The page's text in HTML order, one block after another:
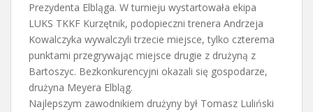
Prezydenta Elbląga. W turnieju wystartowała ekipa
LUKS TKKF Kurzętnik, podopieczni trenera Andrzeja
Kowalczyka wywalczyli trzecie miejsce, tylko czterema
punktami przegrywając miejsce drugie z drużyną z
Bartoszyc. Bezkonkurencyjni okazali się gospodarze,
drużyna Meyera Elbląg.
Najlepszym zawodnikiem drużyny był Tomasz Luliński